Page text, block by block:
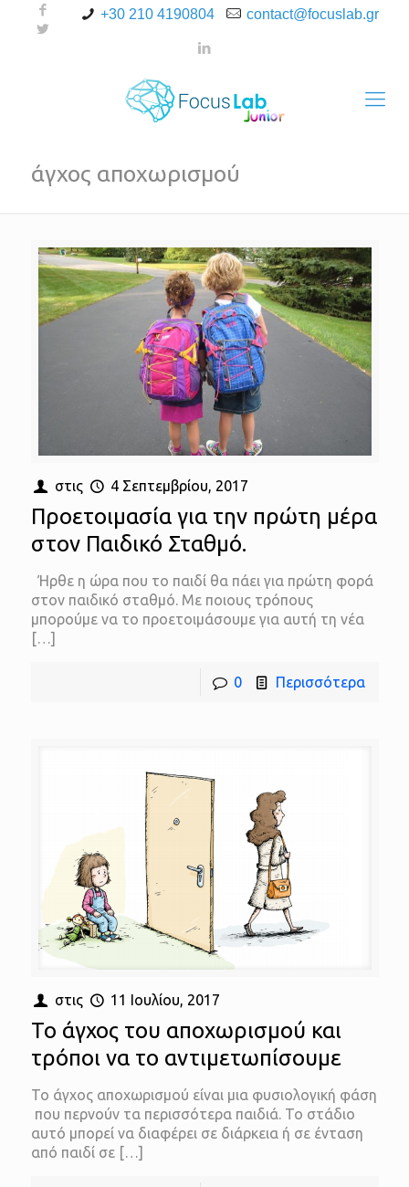
+30 210 4190804 contact@focuslab.gr
άγχος αποχωρισμού
στις 4 Σεπτεμβρίου, 2017
Προετοιμασία για την πρώτη μέρα
στον Παιδικό Σταθμό.
Ήρθε η ώρα που το παιδί θα πάει για πρώτη φορά
στον παιδικό σταθμό. Με ποιους τρόπους
μπορούμε να το προετοιμάσουμε για αυτή τη νέα
[…]
0 Περισσότερα
στις 11 Ιουλίου, 2017
Το άγχος του αποχωρισμού και
τρόποι να το αντιμετωπίσουμε
Το άγχος αποχωρισμού είναι μια φυσιολογική φάση
που περνούν τα περισσότερα παιδιά. Το στάδιο
αυτό μπορεί να διαφέρει σε διάρκεια ή σε ένταση
από παιδί σε[…]